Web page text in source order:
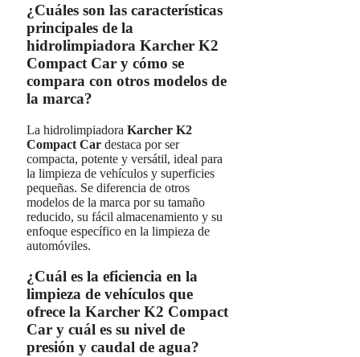
¿Cuáles son las características
principales de la
hidrolimpiadora Karcher K2
Compact Car y cómo se
compara con otros modelos de
la marca?
La hidrolimpiadora Karcher K2
Compact Car destaca por ser
compacta, potente y versátil, ideal para
la limpieza de vehículos y superficies
pequeñas. Se diferencia de otros
modelos de la marca por su tamaño
reducido, su fácil almacenamiento y su
enfoque específico en la limpieza de
automóviles.
¿Cuál es la eficiencia en la
limpieza de vehículos que
ofrece la Karcher K2 Compact
Car y cuál es su nivel de
presión y caudal de agua?